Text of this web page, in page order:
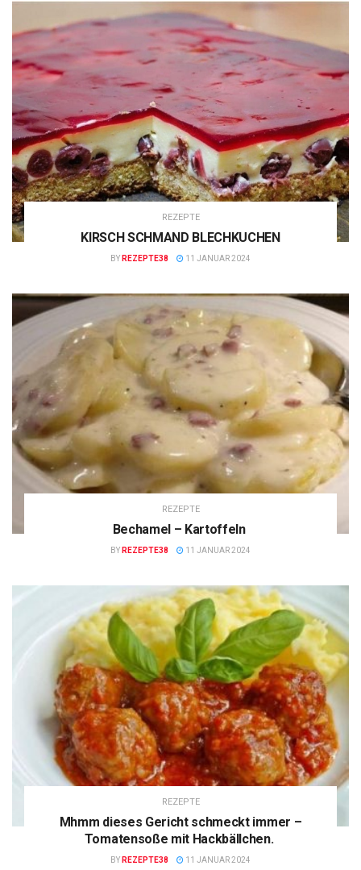
REZEPTE
KIRSCH SCHMAND BLECHKUCHEN
BY REZEPTE38 11 JANUAR 2024
REZEPTE
Bechamel – Kartoffeln
BY REZEPTE38 11 JANUAR 2024
REZEPTE
Mhmm dieses Gericht schmeckt immer –
Tomatensoße mit Hackbällchen.
BY REZEPTE38 11 JANUAR 2024